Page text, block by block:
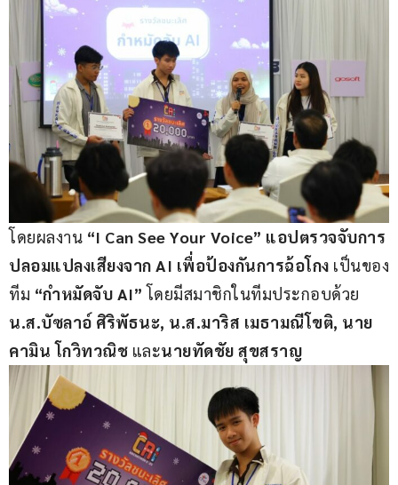
โดยผลงาน “I Can See Your Voice” แอปตรวจจับการ
ปลอมแปลงเสียงจาก AI เพื่อป้องกันการฉ้อโกง เป็นของ
ทีม “กำหมัดจับ AI” โดยมีสมาชิกในทีมประกอบด้วย
น.ส.บัซลาอ์ ศิริพัธนะ, น.ส.มาริส เมธามณีโขติ, นาย
คามิน โกวิทวณิช และนายทัดชัย สุขสราญ